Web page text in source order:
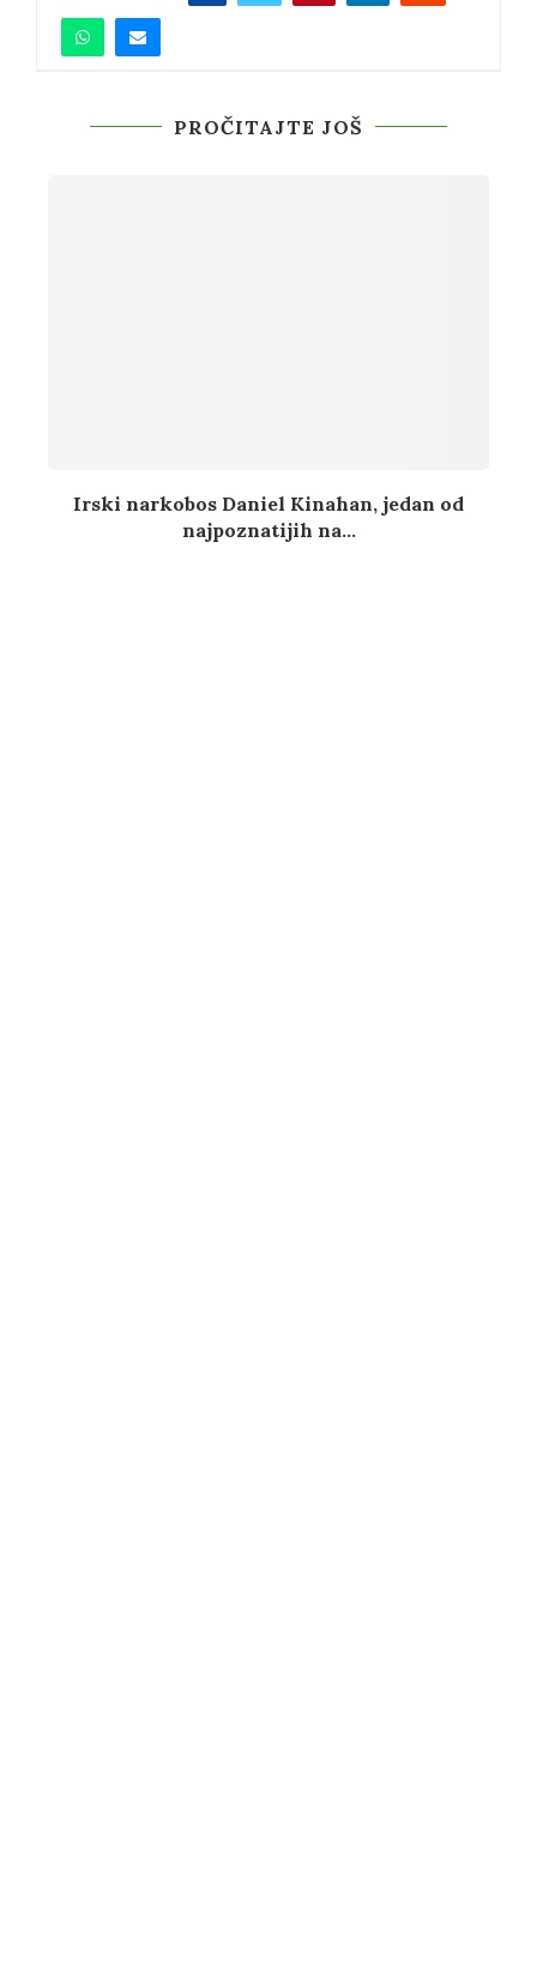
PROČITAJTE JOŠ
Irski narkobos Daniel Kinahan, jedan od
najpoznatijih na...